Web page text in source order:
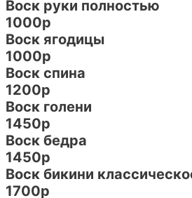
Воск руки полностью
1000р
Воск ягодицы
1000р
Воск спина
1200р
Воск голени
1450р
Воск бедра
1450р
Воск бикини
1700р